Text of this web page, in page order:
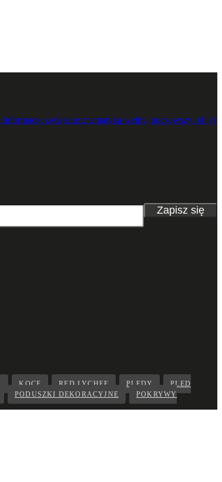
związane z tematyką wełny, począwszy od jej
Zapisz się
KOCE RED LYCHEE PLEDY
PLED
PODUSZKI DEKORACYJNE
POKRYWY